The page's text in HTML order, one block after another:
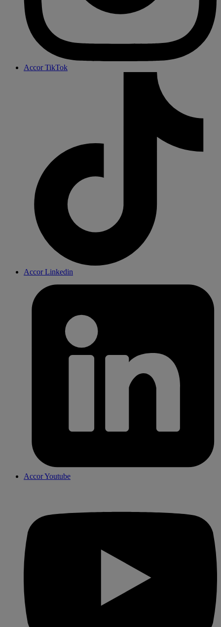
Accor TikTok
Accor Linkedin
Accor Youtube